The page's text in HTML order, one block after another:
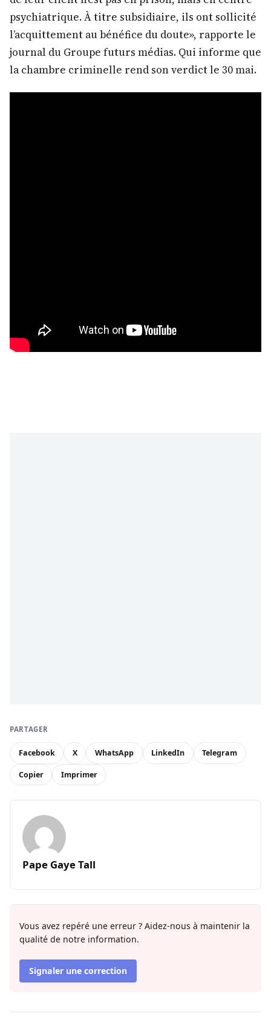
psychiatrique. À titre subsidiaire, ils ont sollicité
l’acquittement au bénéfice du doute», rapporte le
journal du Groupe futurs médias. Qui informe que
la chambre criminelle rend son verdict le 30 mai.
PARTAGER
Facebook X WhatsApp LinkedIn Telegram
Copier Imprimer
Pape Gaye Tall
Vous avez repéré une erreur ? Aidez-nous à maintenir la
qualité de notre information.
Signaler une correction